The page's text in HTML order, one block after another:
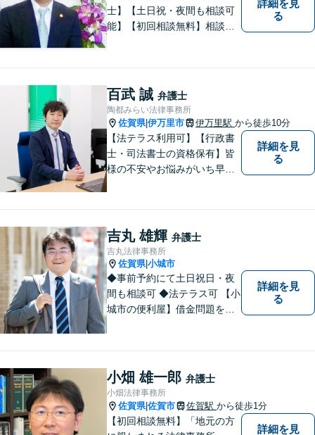
士】【土日祝・夜間も相談可
能】【初回相談無料】相談者
します。相続／離婚・男女問
題／交通事故／債務整理／労
働問題など幅広く対応可能で
す。
詳細を見
る
百武 誠 弁護士
陶都みらい法律事務所
佐賀県|伊万里市 伊万里駅 から徒歩10分
【法テラス利用可】【行政書
士・司法書士の資格保有】皆
様の不安やお悩みがいち早く
たします。また、依頼者様が
お悩みを話しやすい環境作り
を心がけております。
詳細を見
る
吉丸 雄輝 弁護士
吉丸法律事務所
佐賀県|小城市
◆事前予約にて土日祝日・夜
間も相談可 ◆法テラス可 【小
城市の便利屋】借金問題を中
詳細を見
る
小畑 雄一郎 弁護士
小畑法律事務所
佐賀県|佐賀市 佐賀駅 から徒歩1分
【初回相談無料】「地元の方
詳細を見